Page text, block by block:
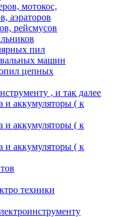
мотокос,
аэраторов
рейсмусов
пил
машин
цепных
, и так далее
и аккумуляторы ( к
и аккумуляторы ( к
и аккумуляторы ( к
техники